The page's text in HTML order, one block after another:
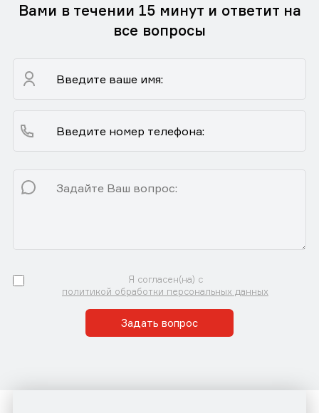
Вами в течении 15 минут и ответит на
все вопросы
Я согласен(на) с
политикой обработки персональных данных
Задать вопрос